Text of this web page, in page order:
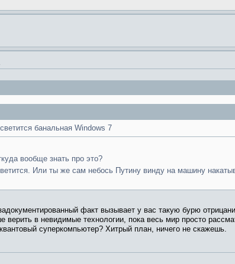
банальная Windows 7
вообще знать про это?
Или ты же сам небось Путину винду на машину
факт вызывает у вас такую бурю
в невидимые технологии, пока весь мир просто
суперкомпьютер? Хитрый план, ничего не скажешь.